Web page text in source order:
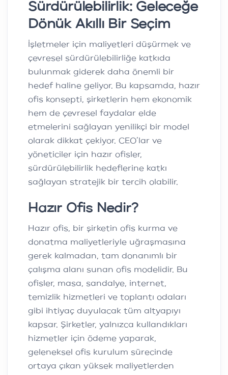
Sürdürülebilirlik: Geleceğe
Dönük Akıllı Bir Seçim
İşletmeler için maliyetleri düşürmek ve
çevresel sürdürülebilirliğe katkıda
bulunmak giderek daha önemli bir
hedef haline geliyor. Bu kapsamda, hazır
ofis konsepti, şirketlerin hem ekonomik
hem de çevresel faydalar elde
etmelerini sağlayan yenilikçi bir model
olarak dikkat çekiyor. CEO’lar ve
yöneticiler için hazır ofisler,
sürdürülebilirlik hedeflerine katkı
sağlayan stratejik bir tercih olabilir.
Hazır Ofis Nedir?
Hazır ofis, bir şirketin ofis kurma ve
donatma maliyetleriyle uğraşmasına
gerek kalmadan, tam donanımlı bir
çalışma alanı sunan ofis modelidir. Bu
ofisler, masa, sandalye, internet,
temizlik hizmetleri ve toplantı odaları
gibi ihtiyaç duyulacak tüm altyapıyı
kapsar. Şirketler, yalnızca kullandıkları
hizmetler için ödeme yaparak,
geleneksel ofis kurulum sürecinde
ortaya çıkan yüksek maliyetlerden